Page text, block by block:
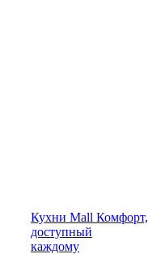
Кухни Mall Комфорт,
доступный
каждому